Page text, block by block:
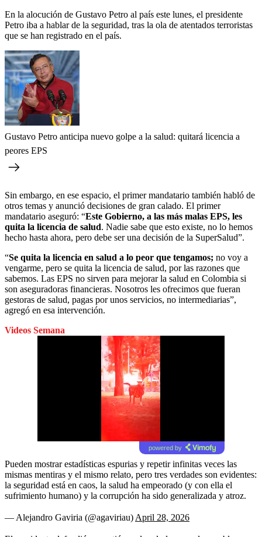
En la alocución de Gustavo Petro al país este lunes, el presidente
Petro iba a hablar de la seguridad, tras la ola de atentados terroristas
que se han registrado en el país.
Gustavo Petro anticipa nuevo golpe a la salud: quitará licencia a
peores EPS
Sin embargo, en ese espacio, el primer mandatario también habló de
otros temas y anunció decisiones de gran calado. El primer
mandatario aseguró: “Este Gobierno, a las más malas EPS, les
quita la licencia de salud. Nadie sabe que esto existe, no lo hemos
hecho hasta ahora, pero debe ser una decisión de la SuperSalud”.
“Se quita la licencia en salud a lo peor que tengamos; no voy a
vengarme, pero se quita la licencia de salud, por las razones que
sabemos. Las EPS no sirven para mejorar la salud en Colombia si
son aseguradoras financieras. Nosotros les ofrecimos que fueran
gestoras de salud, pagas por unos servicios, no intermediarias”,
agregó en esa intervención.
Videos Semana
powered by
Pueden mostrar estadísticas espurias y repetir infinitas veces las
mismas mentiras y el mismo relato, pero tres verdades son evidentes:
la seguridad está en caos, la salud ha empeorado (y con ella el
sufrimiento humano) y la corrupción ha sido generalizada y atroz.
— Alejandro Gaviria (@agaviriau) April 28, 2026